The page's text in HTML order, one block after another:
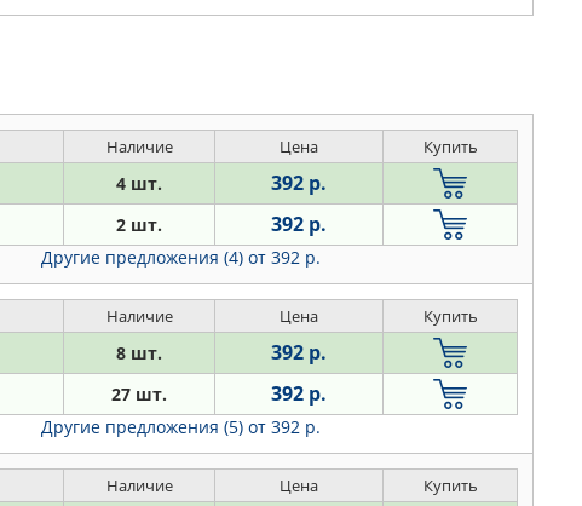
Наличие Цена Купить
4 шт. 392 р.
2 шт. 392 р.
Другие предложения (4) от 392 р.
Наличие Цена Купить
8 шт. 392 р.
27 шт. 392 р.
Другие предложения (5) от 392 р.
Наличие Цена Купить